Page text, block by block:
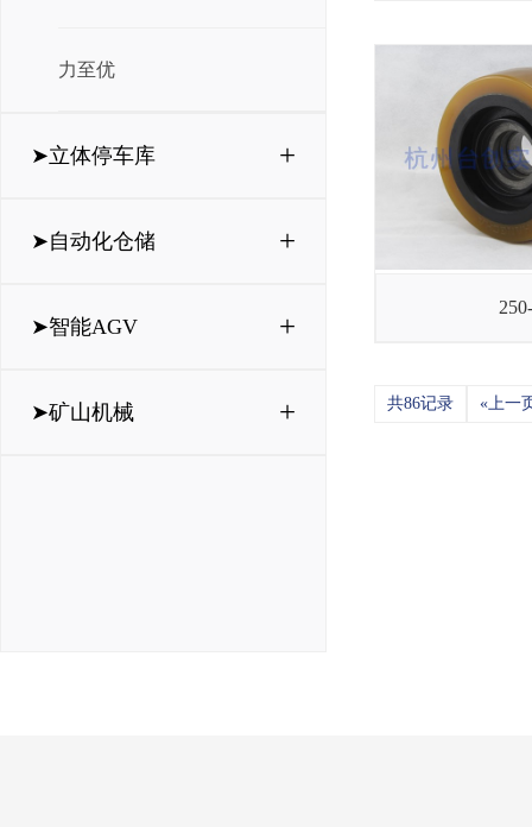
力至优
➤立体停车库 +
➤自动化仓储 +
➤智能AGV +
➤矿山机械 + 共86记录 «上一